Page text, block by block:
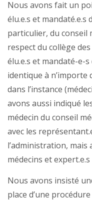
Nous avons fait un
élu.e.s et mandaté.e.s
particulier, du conseil
respect du collège
élu.e.s et mandaté-e-
identique à
dans l’instance
avons aussi indiqué
médecin du conseil
avec les
l’administration, mais
médecins et
Nous avons insisté
place d’une